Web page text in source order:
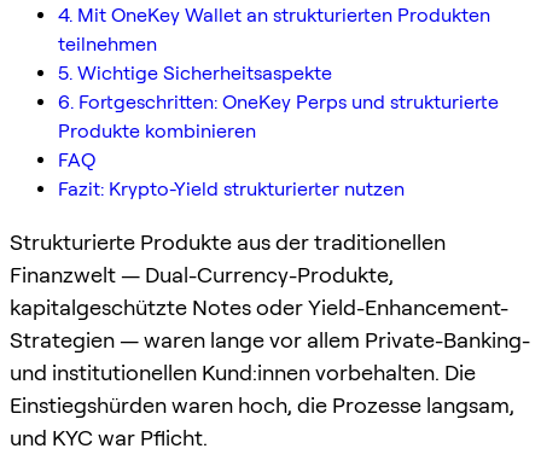
4. Mit OneKey Wallet an strukturierten Produkten
teilnehmen
5. Wichtige Sicherheitsaspekte
6. Fortgeschritten: OneKey Perps und strukturierte
Produkte kombinieren
FAQ
Fazit: Krypto-Yield strukturierter nutzen
Strukturierte Produkte aus der traditionellen
Finanzwelt — Dual-Currency-Produkte,
kapitalgeschützte Notes oder Yield-Enhancement-
Strategien — waren lange vor allem Private-Banking-
und institutionellen Kund:innen vorbehalten. Die
Einstiegshürden waren hoch, die Prozesse langsam,
und KYC war Pflicht.